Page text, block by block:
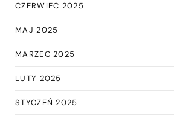
CZERWIEC 2025
MAJ 2025
MARZEC 2025
LUTY 2025
STYCZEŃ 2025